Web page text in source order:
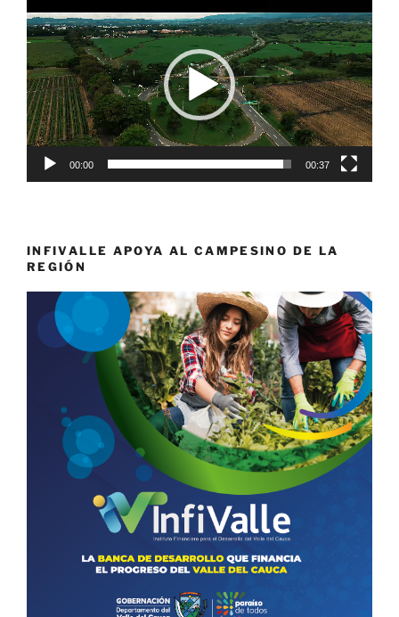
de
vídeo
00:00 00:37
INFIVALLE APOYA AL CAMPESINO DE LA
REGIÓN